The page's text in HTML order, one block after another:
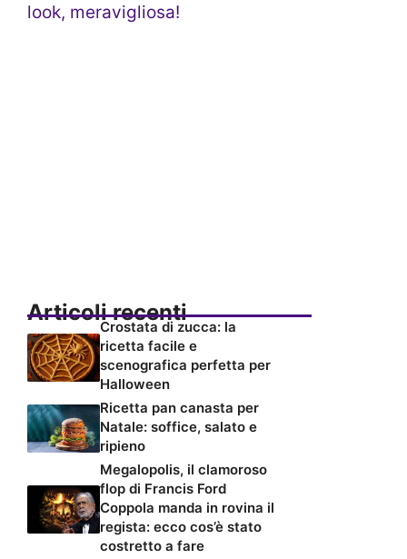
look, meravigliosa!
Articoli recenti
Crostata di zucca: la
ricetta facile e
scenografica perfetta per
Halloween
Ricetta pan canasta per
Natale: soffice, salato e
ripieno
Megalopolis, il clamoroso
flop di Francis Ford
Coppola manda in rovina il
regista: ecco cos’è stato
costretto a fare